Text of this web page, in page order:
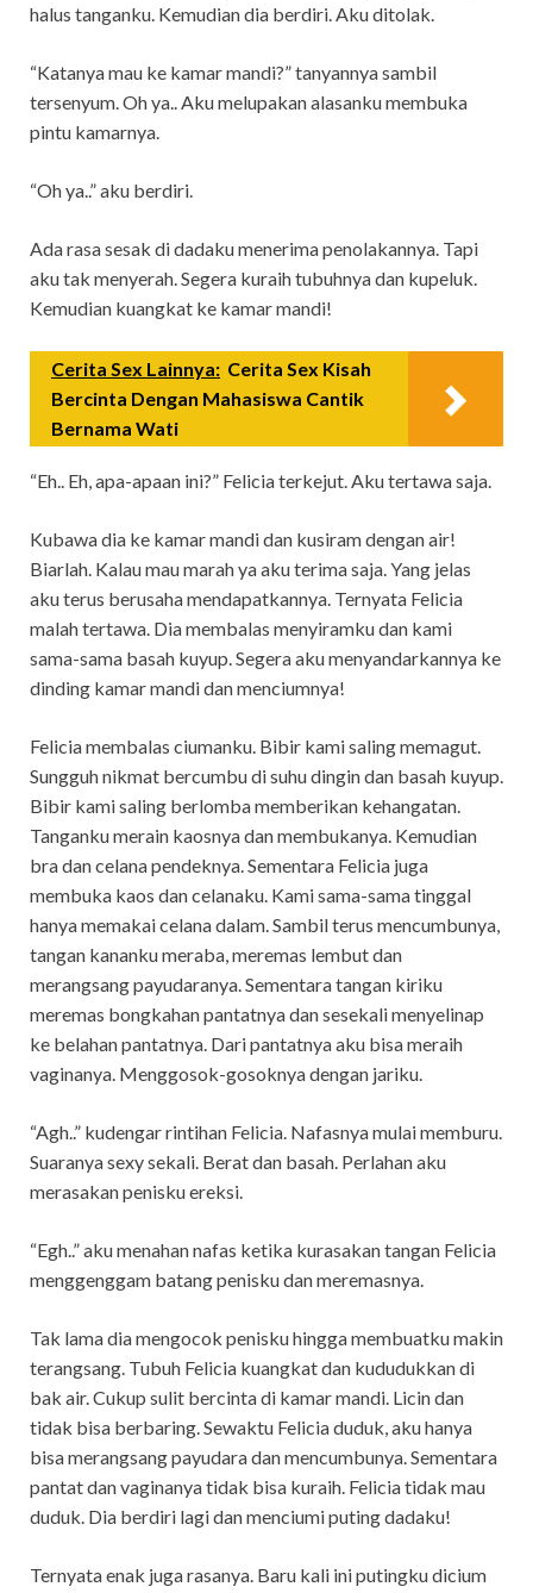
halus tanganku. Kemudian dia berdiri. Aku ditolak.
“Katanya mau ke kamar mandi?” tanyannya sambil
tersenyum. Oh ya.. Aku melupakan alasanku membuka
pintu kamarnya.
“Oh ya..” aku berdiri.
Ada rasa sesak di dadaku menerima penolakannya. Tapi
aku tak menyerah. Segera kuraih tubuhnya dan kupeluk.
Kemudian kuangkat ke kamar mandi!
Cerita Sex Lainnya: Cerita Sex Kisah
Bercinta Dengan Mahasiswa Cantik
Bernama Wati
“Eh.. Eh, apa-apaan ini?” Felicia terkejut. Aku tertawa saja.
Kubawa dia ke kamar mandi dan kusiram dengan air!
Biarlah. Kalau mau marah ya aku terima saja. Yang jelas
aku terus berusaha mendapatkannya. Ternyata Felicia
malah tertawa. Dia membalas menyiramku dan kami
sama-sama basah kuyup. Segera aku menyandarkannya ke
dinding kamar mandi dan menciumnya!
Felicia membalas ciumanku. Bibir kami saling memagut.
Sungguh nikmat bercumbu di suhu dingin dan basah kuyup.
Bibir kami saling berlomba memberikan kehangatan.
Tanganku merain kaosnya dan membukanya. Kemudian
bra dan celana pendeknya. Sementara Felicia juga
membuka kaos dan celanaku. Kami sama-sama tinggal
hanya memakai celana dalam. Sambil terus mencumbunya,
tangan kananku meraba, meremas lembut dan
merangsang payudaranya. Sementara tangan kiriku
meremas bongkahan pantatnya dan sesekali menyelinap
ke belahan pantatnya. Dari pantatnya aku bisa meraih
vaginanya. Menggosok-gosoknya dengan jariku.
“Agh..” kudengar rintihan Felicia. Nafasnya mulai memburu.
Suaranya sexy sekali. Berat dan basah. Perlahan aku
merasakan penisku ereksi.
“Egh..” aku menahan nafas ketika kurasakan tangan Felicia
menggenggam batang penisku dan meremasnya.
Tak lama dia mengocok penisku hingga membuatku makin
terangsang. Tubuh Felicia kuangkat dan kududukkan di
bak air. Cukup sulit bercinta di kamar mandi. Licin dan
tidak bisa berbaring. Sewaktu Felicia duduk, aku hanya
bisa merangsang payudara dan mencumbunya. Sementara
pantat dan vaginanya tidak bisa kuraih. Felicia tidak mau
duduk. Dia berdiri lagi dan menciumi puting dadaku!
Ternyata enak juga rasanya. Baru kali ini putingku dicium